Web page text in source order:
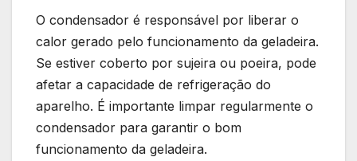
O condensador é responsável por liberar o
calor gerado pelo funcionamento da geladeira.
Se estiver coberto por sujeira ou poeira, pode
afetar a capacidade de refrigeração do
aparelho. É importante limpar regularmente o
condensador para garantir o bom
funcionamento da geladeira.